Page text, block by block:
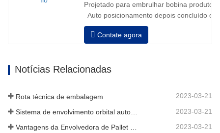
Projetado para embrulhar bobina
Auto posicionamento depois concluído
velocidade, alongamento força pode ser
Pneumático topo placa para pressionar
Contate agora
Notícias Relacionadas
Rota técnica de embalagem 2023-03-21
2023-03-21
Vantagens da Envolvedora de Pallet Stretch 2023-03-21